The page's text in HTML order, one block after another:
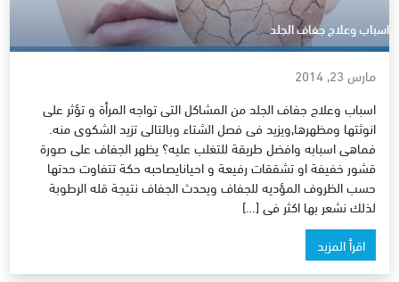
اسباب وعلاج جفاف الجلد
مارس 23, 2014
اسباب وعلاج جفاف الجلد من المشاكل التى تواجه المرأة و تؤثر على
انوثتها ومظهرها,ويزيد فى فصل الشتاء وبالتالى تزيد الشكوى منه.
فماهى اسبابه وافضل طريقة للتغلب عليه؟ يظهر الجفاف على صورة
قشور خفيفة او تشققات رفيعة و احيانايصاحبه حكة تتفاوت حدتها
حسب الظروف المؤديه للجفاف ويحدث الجفاف نتيجة قله الرطوبة
لذلك نشعر بها اكثر فى […]
اقرأ المزيد